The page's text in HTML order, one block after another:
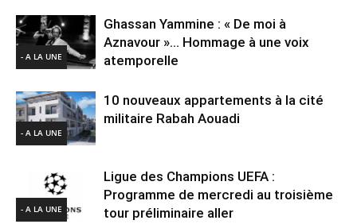
- A LA UNE
Ghassan Yammine : « De moi à
Aznavour »… Hommage à une voix
atemporelle
- A LA UNE
10 nouveaux appartements à la cité
militaire Rabah Aouadi
- A LA UNE
Ligue des Champions UEFA :
Programme de mercredi au troisième
tour préliminaire aller